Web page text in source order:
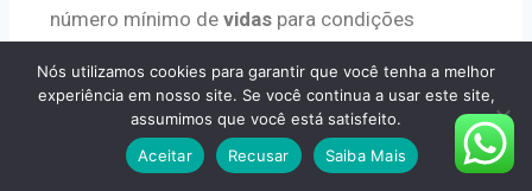
número mínimo de vidas para condições
Especialistas estão disponíveis pelo telefone
4565-3110 ou WhatsApp (11) 4237-9510. Eles
Nós utilizamos cookies para garantir que você tenha a melhor
experiência em nosso site. Se você continua a usar este site,
assumimos que você está satisfeito.
Aceitar
Recusar Saiba Mais